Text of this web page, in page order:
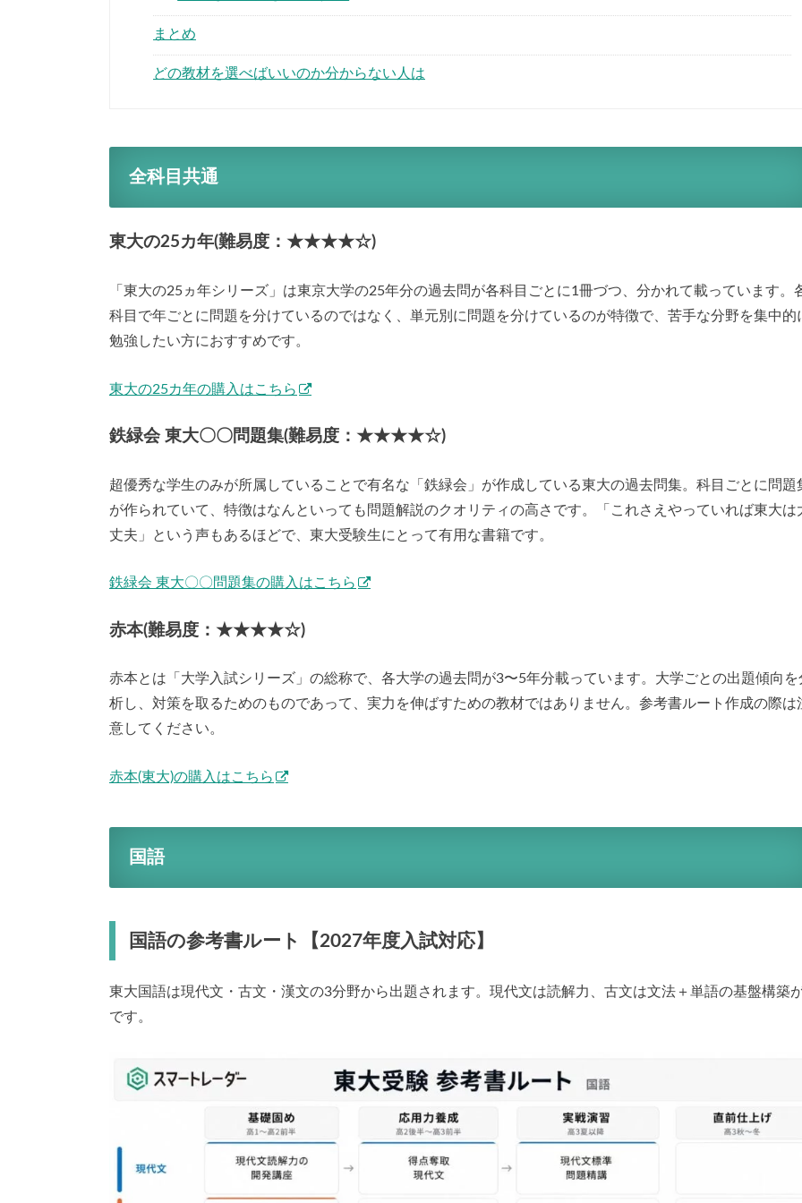
まとめ
どの教材を選べばいいのか分からない人は
全科目共通
東大の25カ年(難易度：★★★★☆)
「東大の25ヵ年シリーズ」は東京大学の25年分の過去問が各科目ごとに1冊づつ、分かれて載っています。
科目で年ごとに問題を分けているのではなく、単元別に問題を分けているのが特徴で、苦手な分野を集中的
勉強したい方におすすめです。
東大の25カ年の購入はこちら
鉄緑会 東大〇〇問題集(難易度：★★★★☆)
超優秀な学生のみが所属していることで有名な「鉄緑会」が作成している東大の過去問集。科目ごとに問題
が作られていて、特徴はなんといっても問題解説のクオリティの高さです。「これさえやっていれば東大は
丈夫」という声もあるほどで、東大受験生にとって有用な書籍です。
鉄緑会 東大〇〇問題集の購入はこちら
赤本(難易度：★★★★☆)
赤本とは「大学入試シリーズ」の総称で、各大学の過去問が3〜5年分載っています。大学ごとの出題傾向を
析し、対策を取るためのものであって、実力を伸ばすための教材ではありません。参考書ルート作成の際は
意してください。
赤本(東大)の購入はこちら
国語
国語の参考書ルート【2027年度入試対応】
東大国語は現代文・古文・漢文の3分野から出題されます。現代文は読解力、古文は文法＋単語の基盤構築
です。